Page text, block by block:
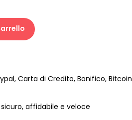
Carta di Credito, Bonifico, Bitcoin
affidabile e veloce